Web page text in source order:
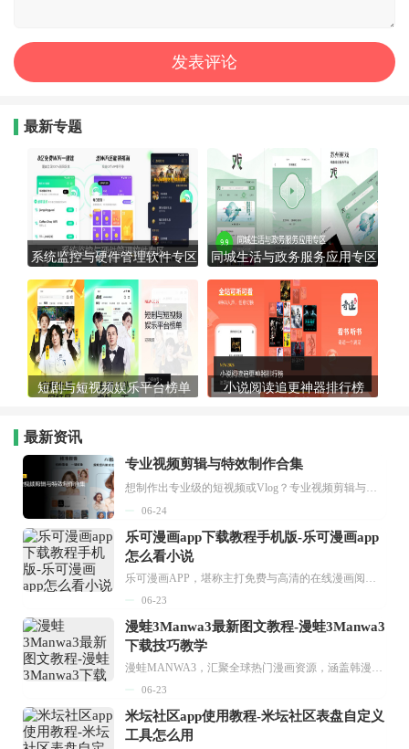
最新专题
系统监控与硬件管理软件专区 同城生活与政务服务应用专区
短剧与短视频娱乐平台榜单 小说阅读追更神器排行榜
最新资讯
专业视频剪辑与特效制作合集
想制作出专业级的短视频或Vlog？专业视频剪辑与特效制作大全专题为你提供了从剪辑、抠像到特效包装的全套解决方案。无论是添加炫酷的片头、进行精准的视频抠图，还是制...
06-24
乐可漫画app下载教程手机版-乐可漫画app
怎么看小说
乐可漫画APP，堪称主打免费与高清的在线漫画阅读神器。其官方版提供海量完整版漫画资源，无论是国内漫画，还是日漫、韩漫、台漫、美漫等国外漫画，应有尽有，随时供你阅读。只需轻点一下，便能直接进入阅读界面。不仅如此，乐可漫画最新版本更新速度极快，在这里，你总能抢先看到全网一手漫画章节内容！...
06-23
漫蛙3Manwa3最新图文教程-漫蛙3Manwa3
下载技巧教学
漫蛙MANWA3，汇聚全球热门漫画资源，涵盖韩漫、欧美漫画、国漫等多种类型，题材丰富多样，全方位满足用户阅读喜好。它不仅是阅读平台，更是创作平台，为广大用户打造零门槛创作环境。...
06-23
米坛社区app使用教程-米坛社区表盘自定义
工具怎么用